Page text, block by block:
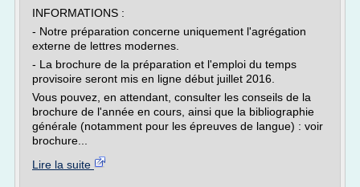
INFORMATIONS :
- Notre préparation concerne uniquement l'agrégation
externe de lettres modernes.
- La brochure de la préparation et l'emploi du temps
provisoire seront mis en ligne début juillet 2016.
Vous pouvez, en attendant, consulter les conseils de la
brochure de l'année en cours, ainsi que la bibliographie
générale (notamment pour les épreuves de langue) : voir
brochure...
Lire la suite